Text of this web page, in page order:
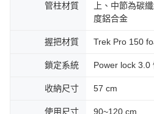
管柱材質
上、中節為碳
度鋁合金
握把材質 Trek Pro 150
鎖定系統 Power lock 3.0
收納尺寸 57 cm
使用尺寸 90~120 cm